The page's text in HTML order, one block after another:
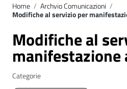
Home / Archvio Comunicazioni /
Modifiche al servizio per
Modifiche al
manifestazione
Categorie